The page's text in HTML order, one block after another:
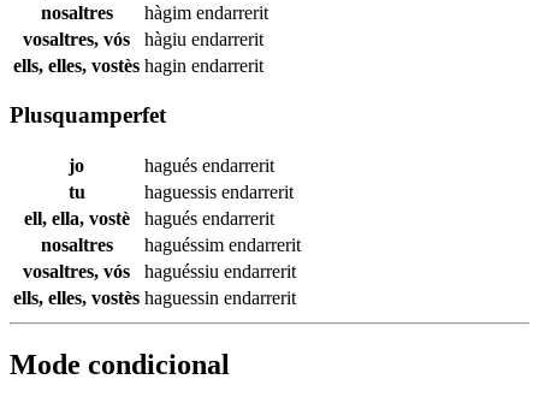
nosaltres
hàgim endarrerit
vosaltres, vós
hàgiu endarrerit
ells, elles, vostès hagin endarrerit
Plusquamperfet
jo hagués endarrerit
tu
haguessis endarrerit
ell, ella, vostè
hagués endarrerit
nosaltres
haguéssim endarrerit
vosaltres, vós
haguéssiu endarrerit
ells, elles, vostès haguessin endarrerit
Mode condicional